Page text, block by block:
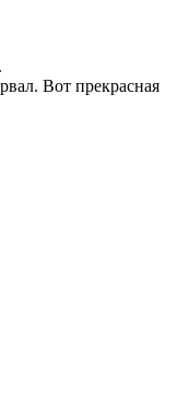
Вот прекрасная